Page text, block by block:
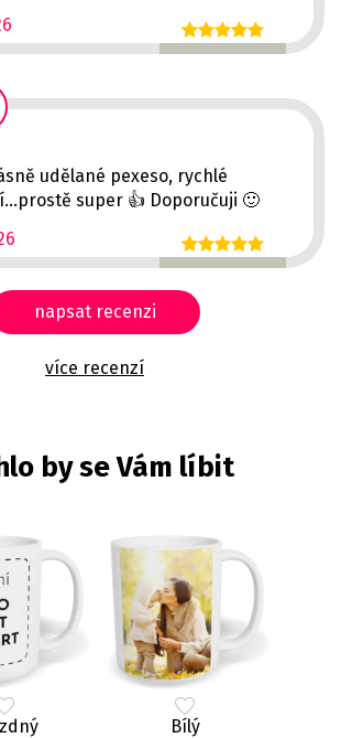
udělané pexeso, rychlé
dodání...prostě super 👍 Doporučuji 🙂
napsat recenzi
více recenzí
by se Vám líbit
Bílý